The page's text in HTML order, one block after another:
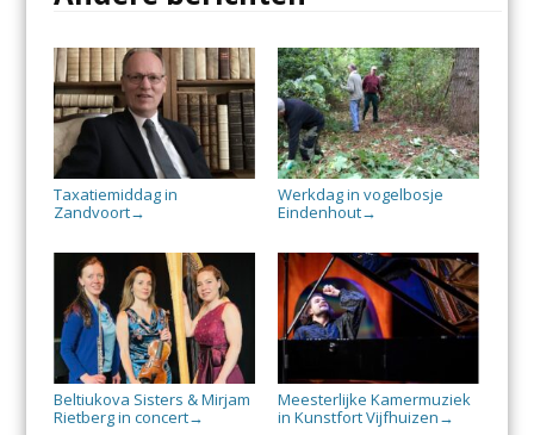
Taxatiemiddag in
Zandvoort→
Werkdag in vogelbosje
Eindenhout→
Beltiukova Sisters & Mirjam
Rietberg in concert→
Meesterlijke Kamermuziek
in Kunstfort Vijfhuizen →